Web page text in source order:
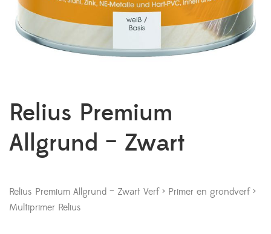
Relius Premium
Allgrund – Zwart
Relius Premium Allgrund – Zwart Verf > Primer en grondverf >
Multiprimer Relius